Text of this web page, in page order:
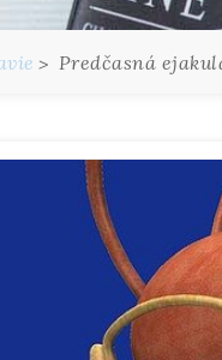
Predčasná